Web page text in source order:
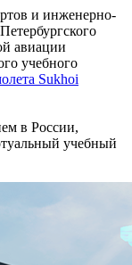
и инженерно-
авиации
учебного
Sukhoi
в России,
учебный